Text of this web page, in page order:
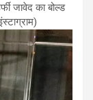
जावेद का बोल्ड